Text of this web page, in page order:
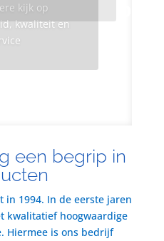
kijk op
kwaliteit en
een begrip in
in 1994. In de eerste jaren
kwalitatief hoogwaardige
Hiermee is ons bedrijf